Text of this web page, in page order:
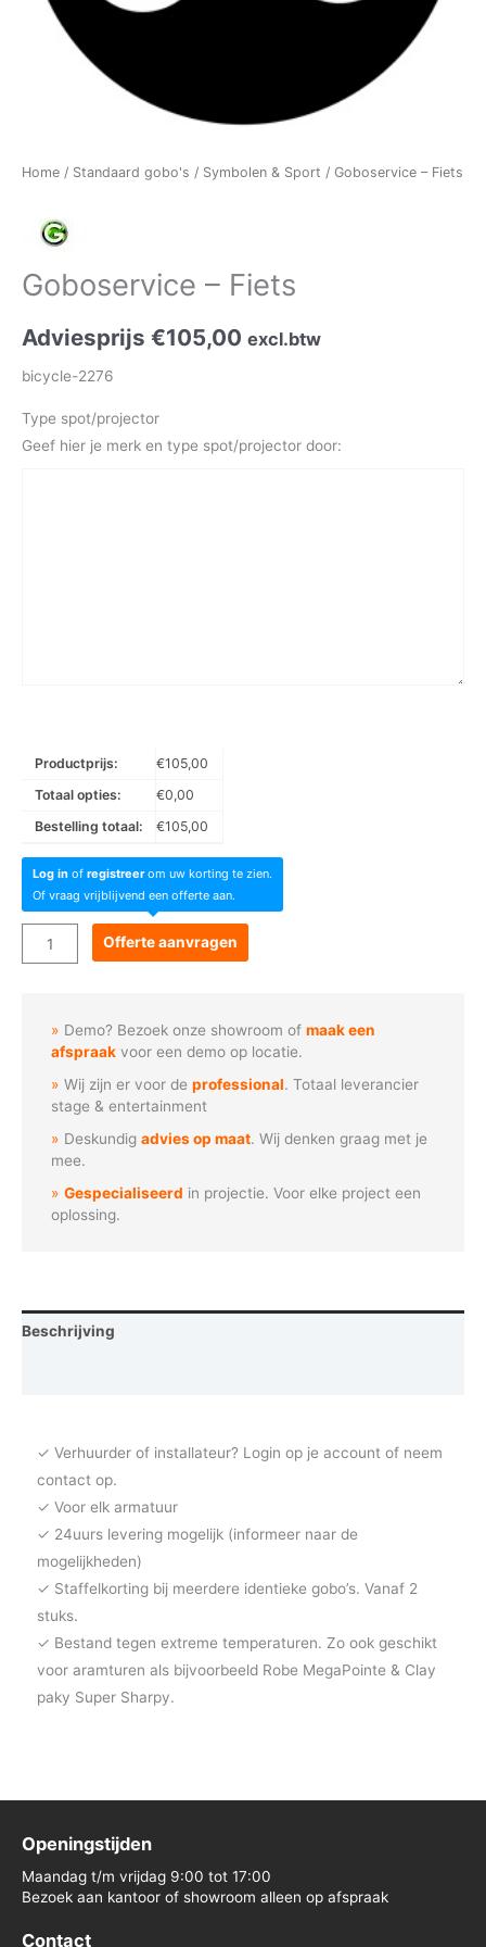
Home / Standaard gobo's / Symbolen & Sport / Goboservice – Fiets
Goboservice – Fiets
Adviesprijs €105,00 excl.btw
bicycle-2276
Type spot/projector
Geef hier je merk en type spot/projector door:
Productprijs: €105,00
Totaal opties:
€0,00
Bestelling totaal:
€105,00
Log in of registreerom uw korting te zien.
Of vraag vrijblijvend een offerte aan.
Goboservice
-
Offerte aanvragen
Demo? Bezoek onze showroom ofmaak een
afspraak voor een demo op locatie.
Wij zijn er voor deprofessional. Totaal leverancier
stage & entertainment
Deskundigadvies op maat. Wij denken graag met je
mee.
Gespecialiseerd in projectie. Voor elke project een
oplossing.
Beschrijving
✓ Verhuurder of installateur? Login op je account of neem
contact op.
✓ Voor elk armatuur
✓ 24uurs levering mogelijk (informeer naar de
mogelijkheden)
✓ Staffelkorting bij meerdere identieke gobo’s. Vanaf 2
stuks.
✓ Bestand tegen extreme temperaturen. Zo ook geschikt
voor aramturen als bijvoorbeeld Robe MegaPointe & Clay
paky Super Sharpy.
Openingstijden
Maandag t/m vrijdag 9:00 tot 17:00
Bezoek aan kantoor of showroom alleen op afspraak
Contact